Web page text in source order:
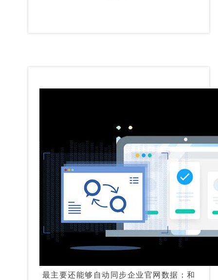
最主要还能够自动同步企业官网数据：和